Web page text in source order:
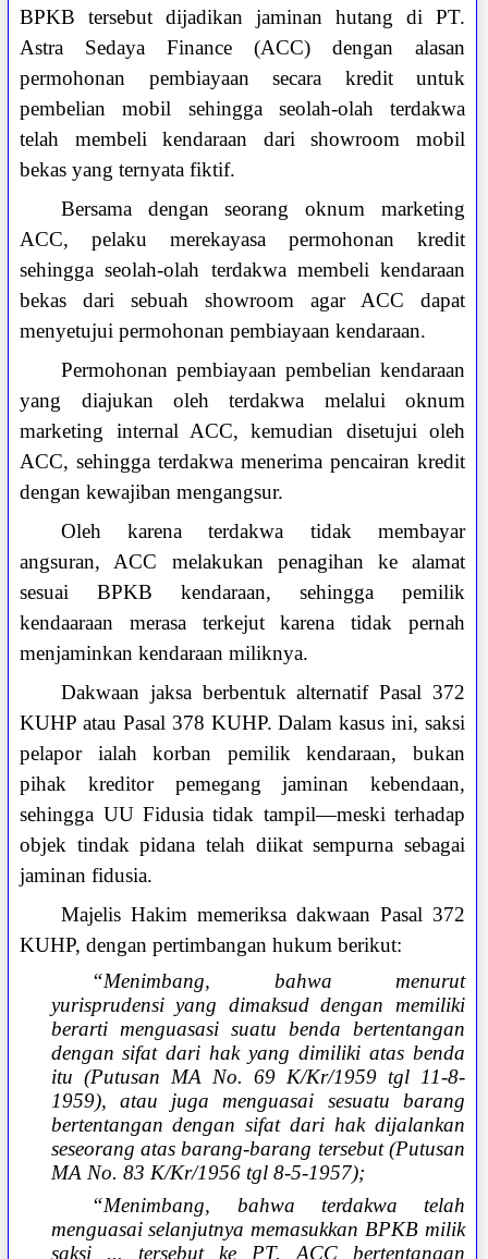
BPKB tersebut dijadikan jaminan hutang di PT.
Astra Sedaya Finance (ACC) dengan alasan
permohonan pembiayaan secara kredit untuk
pembelian mobil sehingga seolah-olah terdakwa
telah membeli kendaraan dari showroom mobil
bekas yang ternyata fiktif.
Bersama dengan seorang oknum marketing
ACC, pelaku merekayasa permohonan kredit
sehingga seolah-olah terdakwa membeli kendaraan
bekas dari sebuah showroom agar ACC dapat
menyetujui permohonan pembiayaan kendaraan.
Permohonan pembiayaan pembelian kendaraan
yang diajukan oleh terdakwa melalui oknum
marketing internal ACC, kemudian disetujui oleh
ACC, sehingga terdakwa menerima pencairan kredit
dengan kewajiban mengangsur.
Oleh karena terdakwa tidak membayar
angsuran, ACC melakukan penagihan ke alamat
sesuai BPKB kendaraan, sehingga pemilik
kendaaraan merasa terkejut karena tidak pernah
menjaminkan kendaraan miliknya.
Dakwaan jaksa berbentuk alternatif Pasal 372
KUHP atau Pasal 378 KUHP. Dalam kasus ini, saksi
pelapor ialah korban pemilik kendaraan, bukan
pihak kreditor pemegang jaminan kebendaan,
sehingga UU Fidusia tidak tampil—meski terhadap
objek tindak pidana telah diikat sempurna sebagai
jaminan fidusia.
Majelis Hakim memeriksa dakwaan Pasal 372
KUHP, dengan pertimbangan hukum berikut:
“Menimbang, bahwa menurut
yurisprudensi yang dimaksud dengan memiliki
berarti menguasasi suatu benda bertentangan
dengan sifat dari hak yang dimiliki atas benda
itu (Putusan MA No. 69 K/Kr/1959 tgl 11-8-
1959), atau juga menguasai sesuatu barang
bertentangan dengan sifat dari hak dijalankan
seseorang atas barang-barang tersebut (Putusan
MA No. 83 K/Kr/1956 tgl 8-5-1957);
“Menimbang, bahwa terdakwa telah
menguasai selanjutnya memasukkan BPKB milik
saksi ... tersebut ke PT. ACC bertentangan